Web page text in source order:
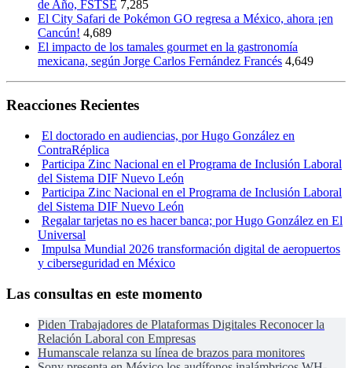
de Año, FSTSE 7,285
El City Safari de Pokémon GO regresa a México, ahora ¡en
Cancún! 4,689
El impacto de los tamales gourmet en la gastronomía
mexicana, según Jorge Carlos Fernández Francés 4,649
Reacciones Recientes
El doctorado en audiencias, por Hugo González en
ContraRéplica
Participa Zinc Nacional en el Programa de Inclusión Laboral
del Sistema DIF Nuevo León
Participa Zinc Nacional en el Programa de Inclusión Laboral
del Sistema DIF Nuevo León
Regalar tarjetas no es hacer banca; por Hugo González en El
Universal
Impulsa Mundial 2026 transformación digital de aeropuertos
y ciberseguridad en México
Las consultas en este momento
Piden Trabajadores de Plataformas Digitales Reconocer la
Relación Laboral con Empresas
Humanscale relanza su línea de brazos para monitores